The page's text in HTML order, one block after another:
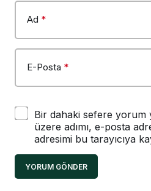
Ad *
E-Posta *
Bir dahaki sefere yorum
üzere adımı, e-posta
adresimi bu tarayıcıya
YORUM GÖNDER